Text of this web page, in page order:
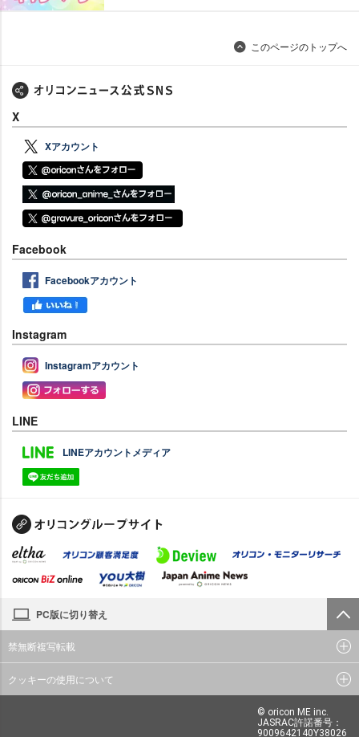
このページのトップへ
X
Xアカウント
Facebook
Facebookアカウント
Instagram
Instagramアカウント
LINE
LINEアカウントメディア
PC版に切り替え
禁無断複写転載
クッキーの使用について
© oricon ME inc.
JASRAC許諾番号：
9009642140Y38026